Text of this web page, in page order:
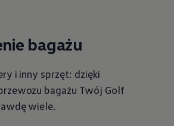
bagażu
i inny sprzęt: dzięki
bagażu Twój Golf
wiele.